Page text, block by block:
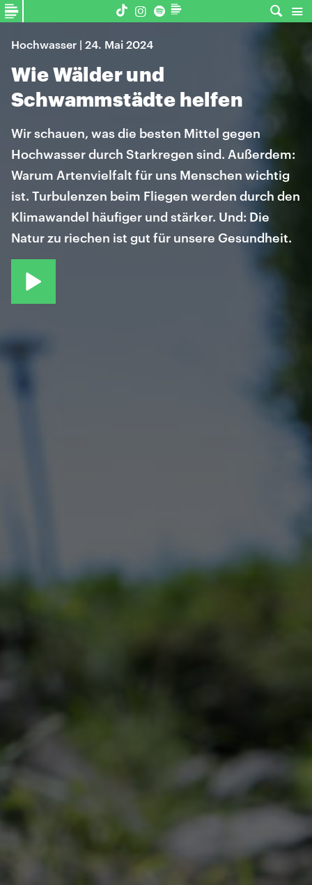
Hochwasser | 24. Mai 2024
Wie Wälder und
Schwammstädte helfen
Wir schauen, was die besten Mittel gegen
Hochwasser durch Starkregen sind. Außerdem:
Warum Artenvielfalt für uns Menschen wichtig
ist. Turbulenzen beim Fliegen werden durch den
Klimawandel häufiger und stärker. Und: Die
Natur zu riechen ist gut für unsere Gesundheit.